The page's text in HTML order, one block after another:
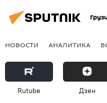
НОВОСТИ АНАЛИТИКА
Rutube Дзен